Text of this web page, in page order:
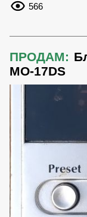
566
ПРОДАМ:
MO-17DS